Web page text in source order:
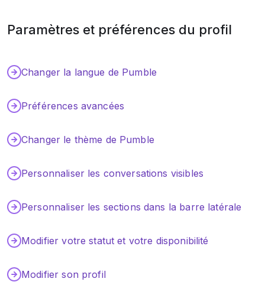
Paramètres et préférences du profil
Changer la langue de Pumble
Préférences avancées
Changer le thème de Pumble
Personnaliser les conversations visibles
Personnaliser les sections dans la barre latérale
Modifier votre statut et votre disponibilité
Modifier son profil